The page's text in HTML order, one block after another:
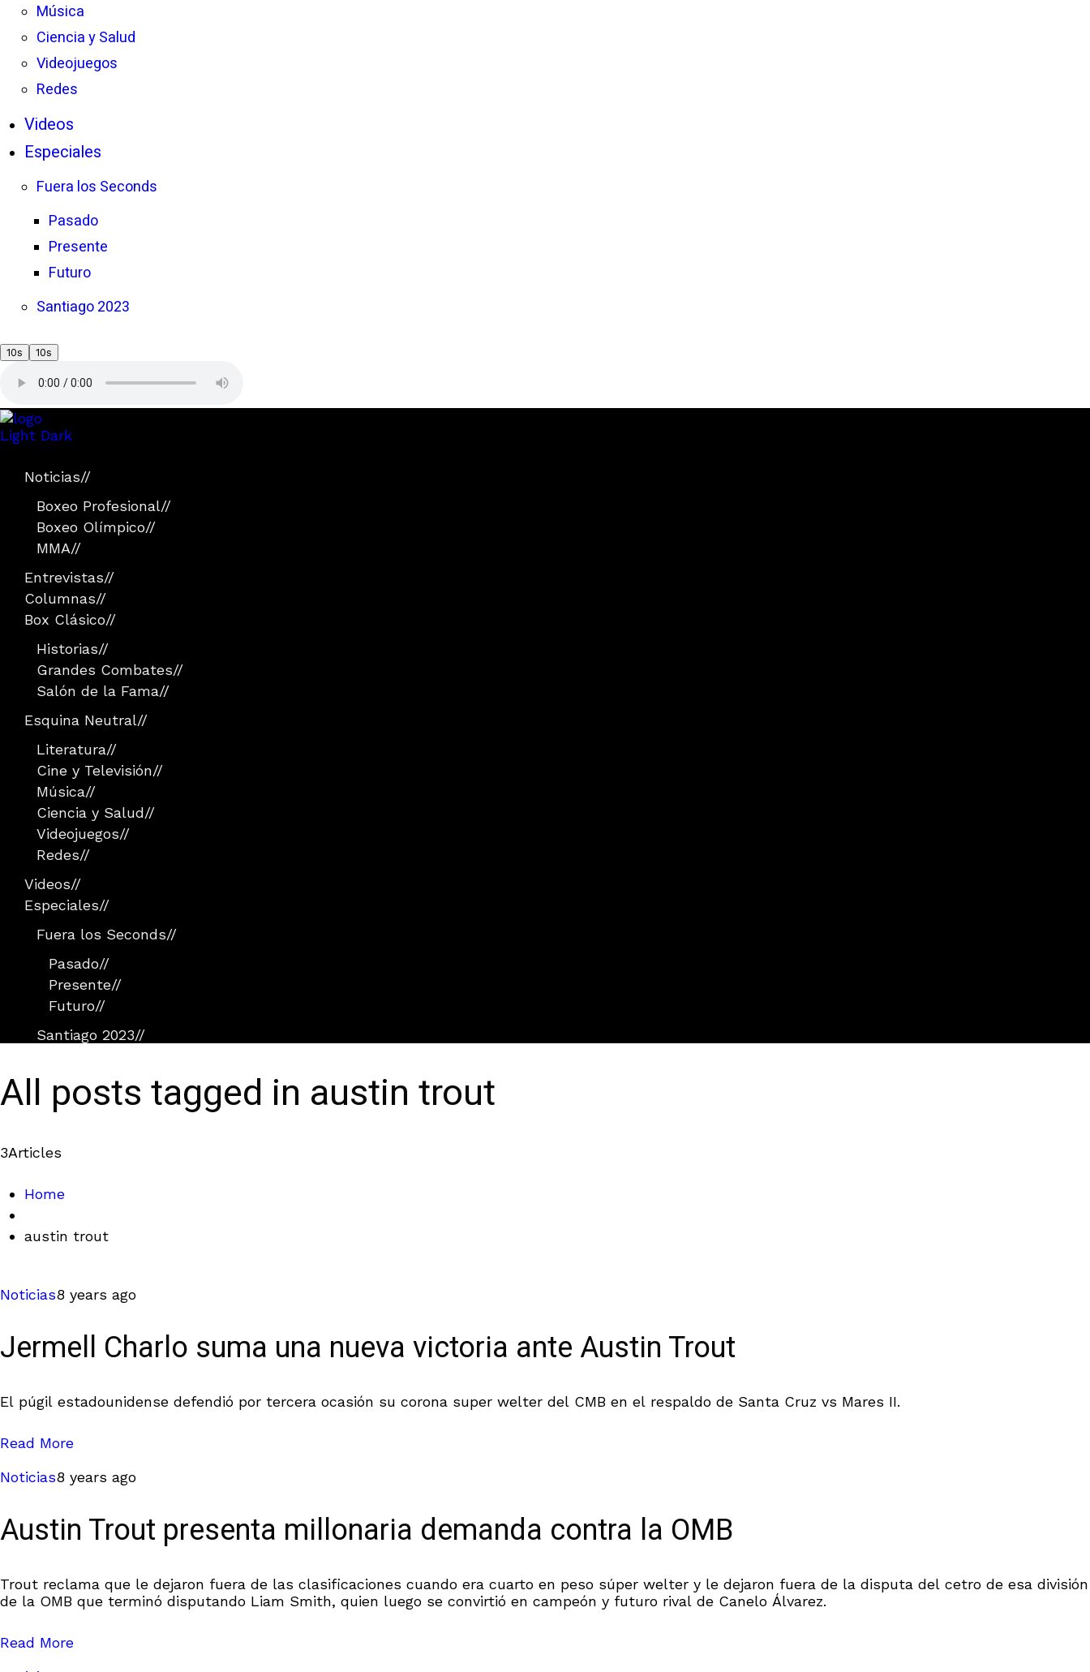
Música
Ciencia y Salud
Videojuegos
Redes
Videos
Especiales
Fuera los Seconds
Pasado
Presente
Futuro
Santiago 2023
10s 10s
Light Dark
Noticias//
Boxeo Profesional//
Boxeo Olímpico//
MMA//
Entrevistas//
Columnas//
Box Clásico//
Historias//
Grandes Combates//
Salón de la Fama//
Esquina Neutral//
Literatura//
Cine y Televisión//
Música//
Ciencia y Salud//
Videojuegos//
Redes//
Videos//
Especiales//
Fuera los Seconds//
Pasado//
Presente//
Futuro//
Santiago 2023//
All posts tagged in austin trout
3Articles
Home
austin trout
Noticias8 years ago
Jermell Charlo suma una nueva victoria ante Austin Trout
El púgil estadounidense defendió por tercera ocasión su corona super welter del CMB en el respaldo de Santa Cruz vs Mares II.
Read More
Noticias8 years ago
Austin Trout presenta millonaria demanda contra la OMB
Trout reclama que le dejaron fuera de las clasificaciones cuando era cuarto en peso súper welter y le dejaron fuera de la disputa del cetro de esa división
de la OMB que terminó disputando Liam Smith, quien luego se convirtió en campeón y futuro rival de Canelo Álvarez.
Read More